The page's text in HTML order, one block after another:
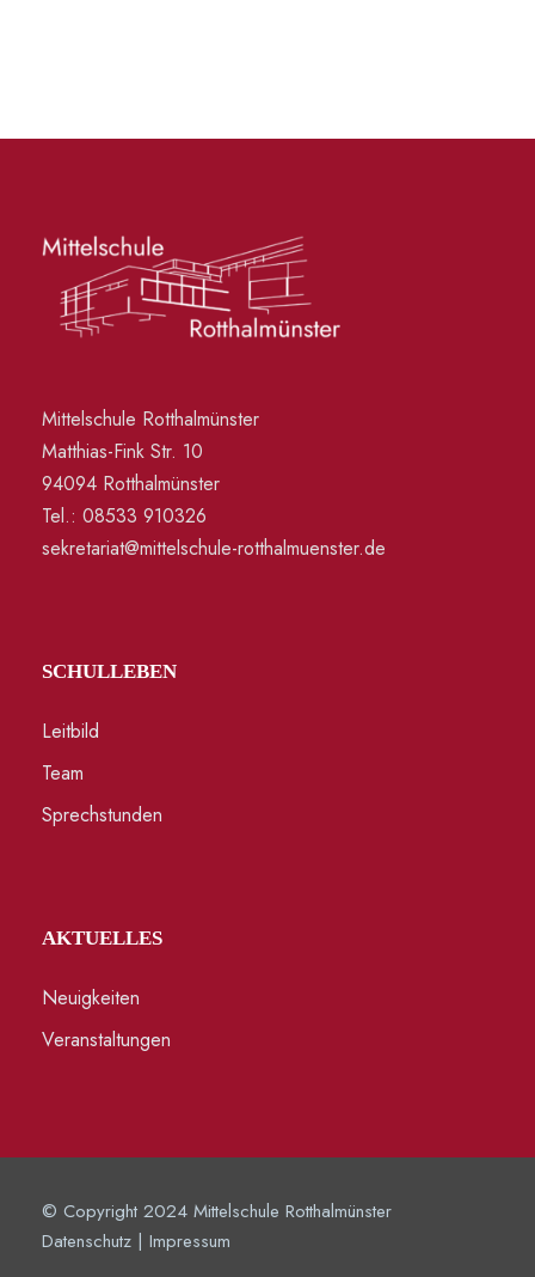
Mittelschule Rotthalmünster
Matthias-Fink Str. 10
94094 Rotthalmünster
Tel.: 08533 910326
sekretariat@mittelschule-rotthalmuenster.de
SCHULLEBEN
Leitbild
Team
Sprechstunden
AKTUELLES
Neuigkeiten
Veranstaltungen
© Copyright 2024 Mittelschule Rotthalmünster
Datenschutz | Impressum